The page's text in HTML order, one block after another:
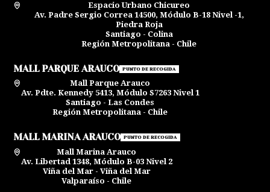
Espacio Urbano Chicureo
Av. Padre Sergio Correa 14500, Módulo B-18 Nivel -1,
Piedra Roja
Santiago - Colina
Región Metropolitana - Chile
MALL PARQUE ARAUCO PUNTO DE RECOGIDA
Mall Parque Arauco
Av. Pdte. Kennedy 5413, Módulo S7263 Nivel 1
Santiago - Las Condes
Región Metropolitana - Chile
MALL MARINA ARAUCO PUNTO DE RECOGIDA
Mall Marina Arauco
Av. Libertad 1348, Módulo B-03 Nivel 2
Viña del Mar - Viña del Mar
Valparaíso - Chile